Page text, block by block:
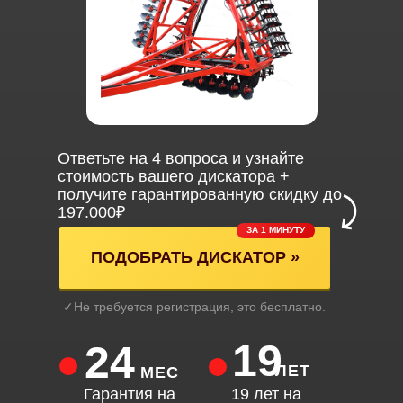
ЗА 1 МИНУТУ
ПОДОБРАТЬ ДИСКАТОР »
✓Не требуется регистрация, это бесплатно.
19
19 лет на
ЛЕТ
24
Гарантия на
МЕС
Ответьте на 4 вопроса и узнайте
стоимость вашего дискатора +
получите гарантированную скидку до
197.000₽